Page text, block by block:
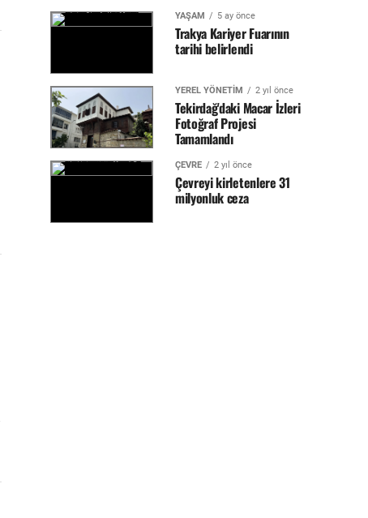
YAŞAM 5 ay önce
Trakya Kariyer Fuarının
tarihi belirlendi
YEREL YÖNETİM 2 yıl önce
Tekirdağ'daki Macar İzleri
Fotoğraf Projesi
Tamamlandı
ÇEVRE 2 yıl önce
Çevreyi kirletenlere 31
milyonluk ceza